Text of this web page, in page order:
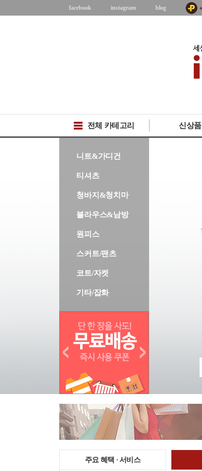
facebook instagram blog
전체 카테고리 신상품
니트&가디건
티셔츠
청바지&청치마
블라우스&남방
원피스
스커트/팬츠
코트/자켓
기타/잡화
주요 혜택 · 서비스